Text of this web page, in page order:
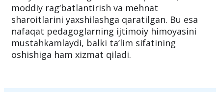
O‘zbekiston o‘qituvchilariga yaratilgan
imtiyozlar ularning mehnatini qadrlash,
moddiy rag‘batlantirish va mehnat
sharoitlarini yaxshilashga qaratilgan. Bu esa